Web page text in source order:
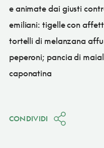
e animate dai giusti
emiliani: tigelle con
tortelli di melanzana
peperoni; pancia di
caponatina
CONDIVIDI